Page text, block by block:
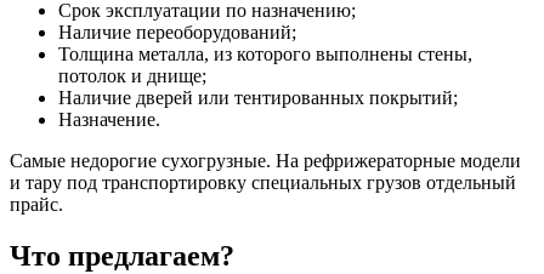
Срок эксплуатации по назначению;
Наличие переоборудований;
Толщина металла, из которого выполнены стены,
потолок и днище;
Наличие дверей или тентированных покрытий;
Назначение.
Самые недорогие сухогрузные. На рефрижераторные модели
и тару под транспортировку специальных грузов отдельный
прайс.
Что предлагаем?